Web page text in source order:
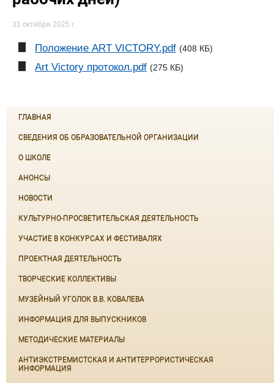
31 октября 2025 г.
Положение ART VICTORY.pdf (408 КБ)
Art Victory протокол.pdf (275 КБ)
ГЛАВНАЯ
СВЕДЕНИЯ ОБ ОБРАЗОВАТЕЛЬНОЙ ОРГАНИЗАЦИИ
О ШКОЛЕ
АНОНСЫ
НОВОСТИ
КУЛЬТУРНО-ПРОСВЕТИТЕЛЬСКАЯ ДЕЯТЕЛЬНОСТЬ
УЧАСТИЕ В КОНКУРСАХ И ФЕСТИВАЛЯХ
ПРОЕКТНАЯ ДЕЯТЕЛЬНОСТЬ
ТВОРЧЕСКИЕ КОЛЛЕКТИВЫ
МУЗЕЙНЫЙ УГОЛОК В.В. КОВАЛЕВА
ИНФОРМАЦИЯ ДЛЯ ВЫПУСКНИКОВ
МЕТОДИЧЕСКИЕ МАТЕРИАЛЫ
АНТИЭКСТРЕМИСТСКАЯ И АНТИТЕРРОРИСТИЧЕСКАЯ
ИНФОРМАЦИЯ